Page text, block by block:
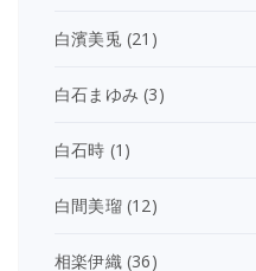
白濱美兎(21)
白石まゆみ (3)
白石時 (1)
白間美瑠(12)
相楽伊織(36)